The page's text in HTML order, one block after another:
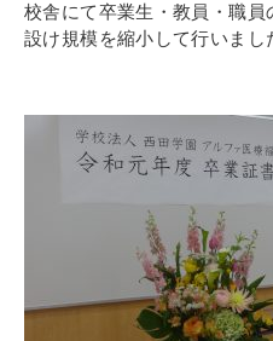
資料請求
校舎にて卒業生・教員・職
設け規模を縮小して行いまし